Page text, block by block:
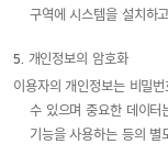
구역에 시스템을 설치하
5. 개인정보의 암호화
이용자의 개인정보는 비밀
수 있으며 중요한 데이터
기능을 사용하는 등의 별